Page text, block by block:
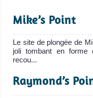
Mike’s Point
Le site de plongée de
joli tombant en forme
recou...
Raymond’s